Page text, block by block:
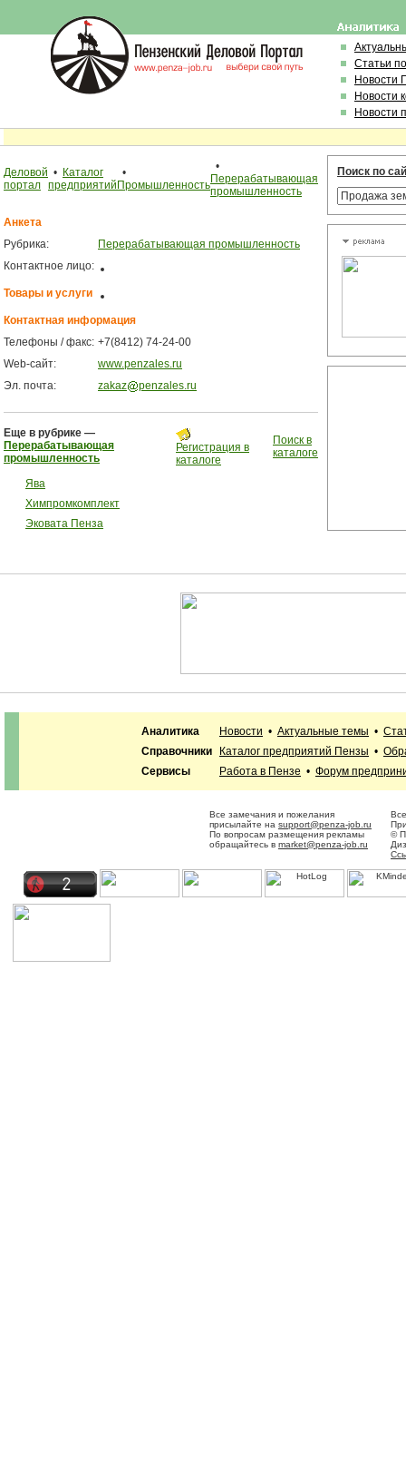
Статьи
Новости
Новости
Новости
Деловой
портал
• Каталог
предприятий
•
Промышленность
•
Перерабатывающая
промышленность
Анкета
Рубрика:
Перерабатывающая промышленность
Контактное лицо:
Товары и услуги
Контактная информация
Телефоны / факс: +7(8412) 74-24-00
Web-сайт:
www.penzales.ru
Эл. почта:
zakaz penzales.ru
Еще в рубрике —
Перерабатывающая
промышленность
Ява
Химпромкомплект
Эковата Пенза
Регистрация в
каталоге
Поиск в
каталоге
Поиск по
Аналитика Новости • Актуальные темы •
Справочники
Каталог предприятий Пензы •
Сервисы
Работа в Пензе • Форум
Все замечания и пожелания
присылайте на support@penza-job.ru
По вопросам размещения рекламы
обращайтесь в market@penza-job.ru
©